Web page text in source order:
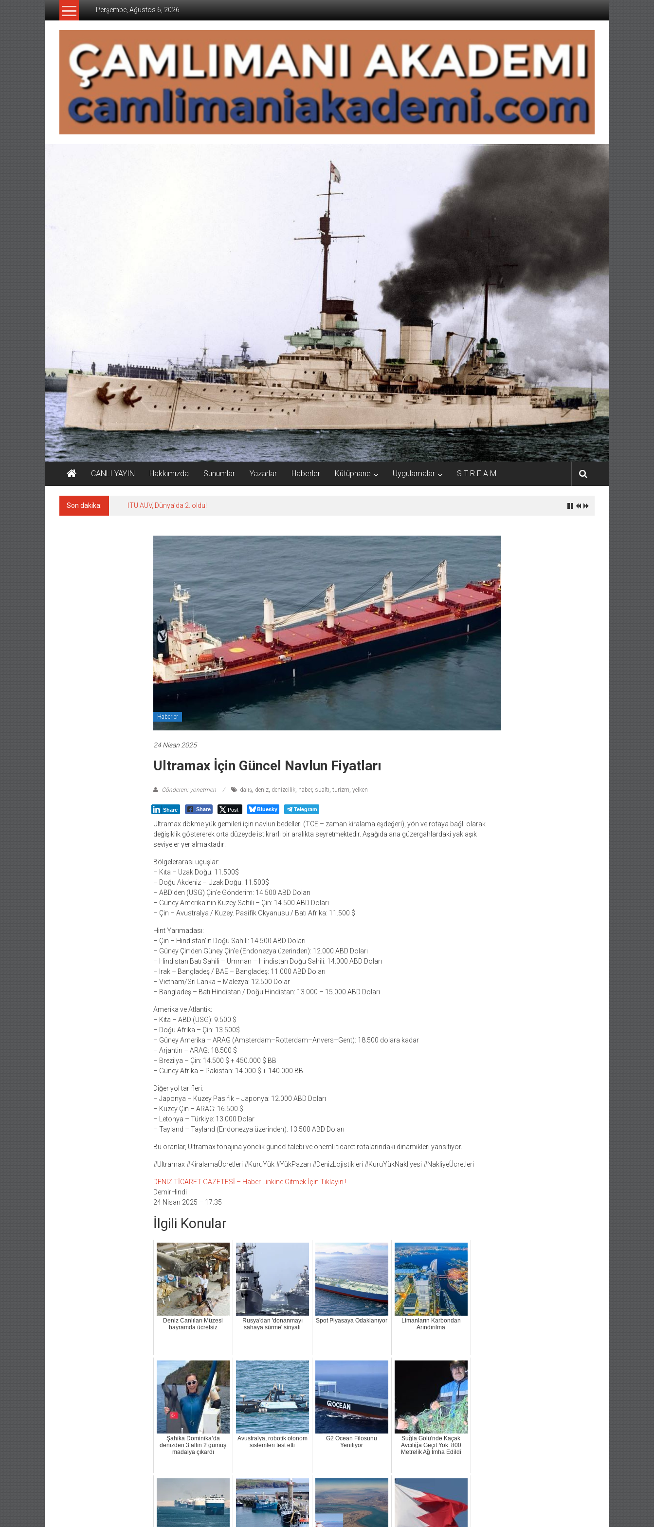
İçeriğe
Perşembe, Ağustos 6, 2026
CAMLIMANI
AKADEMI
CANLI YAYIN Hakkımızda Sunumlar Yazarlar Haberler Kütüphane Uygulamalar S T R E A M
Son dakika: İTU AUV, Dünya’da 2. oldu!
Haberler
24 Nisan 2025
Ultramax İçin Güncel Navlun Fiyatları
Gönderen: yonetmen dalış, deniz, denizcilik, haber, sualtı, turizm, yelken
Share Share Post Bluesky Telegram
Ultramax dökme yük gemileri için navlun bedelleri (TCE – zaman kiralama eşdeğeri), yön ve rotaya bağlı olarak
değişiklik göstererek orta düzeyde istikrarlı bir aralıkta seyretmektedir. Aşağıda ana güzergahlardaki yaklaşık
seviyeler yer almaktadır:
Bölgelerarası uçuşlar:
– Kıta – Uzak Doğu: 11.500$
– Doğu Akdeniz – Uzak Doğu: 11.500$
– ABD’den (USG) Çin’e Gönderim: 14.500 ABD Doları
– Güney Amerika’nın Kuzey Sahili – Çin: 14.500 ABD Doları
– Çin – Avustralya / Kuzey. Pasifik Okyanusu / Batı Afrika: 11.500 $
Hint Yarımadası:
– Çin – Hindistan’ın Doğu Sahili: 14.500 ABD Doları
– Güney Çin’den Güney Çin’e (Endonezya üzerinden): 12.000 ABD Doları
– Hindistan Batı Sahili – Umman – Hindistan Doğu Sahili: 14.000 ABD Doları
– Irak – Bangladeş / BAE – Bangladeş: 11.000 ABD Doları
– Vietnam/Sri Lanka – Malezya: 12.500 Dolar
– Bangladeş – Batı Hindistan / Doğu Hindistan: 13.000 – 15.000 ABD Doları
Amerika ve Atlantik:
– Kıta – ​​ABD (USG): 9.500 $
– Doğu Afrika – Çin: 13.500$
– Güney Amerika – ARAG (Amsterdam–Rotterdam–Anvers–Gent): 18.500 dolara kadar
– Arjantin – ARAG: 18.500 $
– Brezilya – Çin: 14.500 $ + 450.000 $ BB
– Güney Afrika – Pakistan: 14.000 $ + 140.000 BB
Diğer yol tarifleri:
– Japonya – Kuzey Pasifik – Japonya: 12.000 ABD Doları
– Kuzey Çin – ARAG: 16.500 $
– Letonya – Türkiye: 13.000 Dolar
– Tayland – Tayland (Endonezya üzerinden): 13.500 ABD Doları
Bu oranlar, Ultramax tonajına yönelik güncel talebi ve önemli ticaret rotalarındaki dinamikleri yansıtıyor.
#Ultramax #KiralamaÜcretleri #KuruYük #YükPazarı #DenizLojistikleri #KuruYükNakliyesi #NakliyeÜcretleri
DENIZ TİCARET GAZETESİ – Haber Linkine Gitmek İçin Tıklayın !
DemirHindi
24 Nisan 2025 – 17:35
İlgili Konular
Deniz Canlıları Müzesi
bayramda ücretsiz
Rusya'dan 'donanmayı
sahaya sürme' sinyali
Spot Piyasaya Odaklanıyor
Limanların Karbondan
Arındırılma
Şahika Dominika’da
denizden 3 altın 2 gümüş
madalya çıkardı
Avustralya, robotik otonom
sistemleri test etti
G2 Ocean Filosunu
Yeniliyor
Suğla Gölü'nde Kaçak
Avcılığa Geçit Yok: 800
Metrelik Ağ İmha Edildi